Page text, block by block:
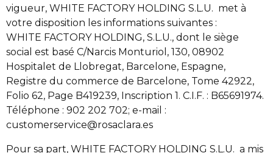
vigueur, WHITE FACTORY HOLDING S.L.U. met à
votre disposition les informations suivantes :
WHITE FACTORY HOLDING, S.L.U., dont le siège
social est basé C/Narcis Monturiol, 130, 08902
Hospitalet de Llobregat, Barcelone, Espagne,
Registre du commerce de Barcelone, Tome 42922,
Folio 62, Page B419239, Inscription 1. C.I.F. : B65691974.
Téléphone : 902 202 702; e-mail :
customerservice@rosaclara.es
Pour sa part, WHITE FACTORY HOLDING S.L.U. a mis